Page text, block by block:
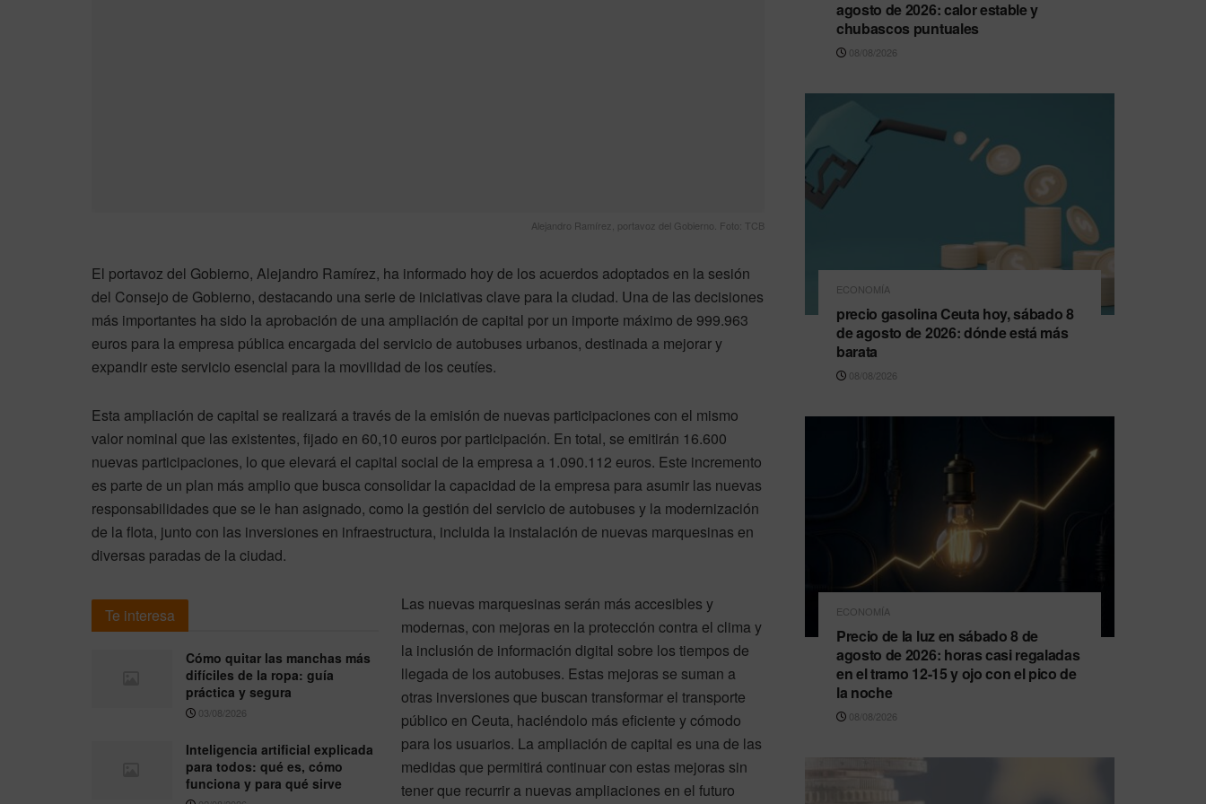
Alejandro Ramírez, portavoz del Gobierno. Foto: TCB
El portavoz del Gobierno, Alejandro Ramírez, ha informado hoy de los acuerdos adoptados en la sesión
del Consejo de Gobierno, destacando una serie de iniciativas clave para la ciudad. Una de las decisiones
más importantes ha sido la aprobación de una ampliación de capital por un importe máximo de 999.963
euros para la empresa pública encargada del servicio de autobuses urbanos, destinada a mejorar y
expandir este servicio esencial para la movilidad de los ceutíes.
Esta ampliación de capital se realizará a través de la emisión de nuevas participaciones con el mismo
valor nominal que las existentes, fijado en 60,10 euros por participación. En total, se emitirán 16.600
nuevas participaciones, lo que elevará el capital social de la empresa a 1.090.112 euros. Este incremento
es parte de un plan más amplio que busca consolidar la capacidad de la empresa para asumir las nuevas
responsabilidades que se le han asignado, como la gestión del servicio de autobuses y la modernización
de la flota, junto con las inversiones en infraestructura, incluida la instalación de nuevas marquesinas en
diversas paradas de la ciudad.
Te interesa
Cómo quitar las manchas más
difíciles de la ropa: guía
práctica y segura
03/08/2026
Inteligencia artificial explicada
para todos: qué es, cómo
funciona y para qué sirve
Las nuevas marquesinas serán más accesibles y
modernas, con mejoras en la protección contra el clima y
la inclusión de información digital sobre los tiempos de
llegada de los autobuses. Estas mejoras se suman a
otras inversiones que buscan transformar el transporte
público en Ceuta, haciéndolo más eficiente y cómodo
para los usuarios. La ampliación de capital es una de las
medidas que permitirá continuar con estas mejoras sin
tener que recurrir a nuevas ampliaciones en el futuro
agosto de 2026: calor estable y
chubascos puntuales
08/08/2026
ECONOMÍA
precio gasolina Ceuta hoy, sábado 8
de agosto de 2026: dónde está más
barata
08/08/2026
ECONOMÍA
Precio de la luz en sábado 8 de
agosto de 2026: horas casi regaladas
en el tramo 12-15 y ojo con el pico de
la noche
08/08/2026